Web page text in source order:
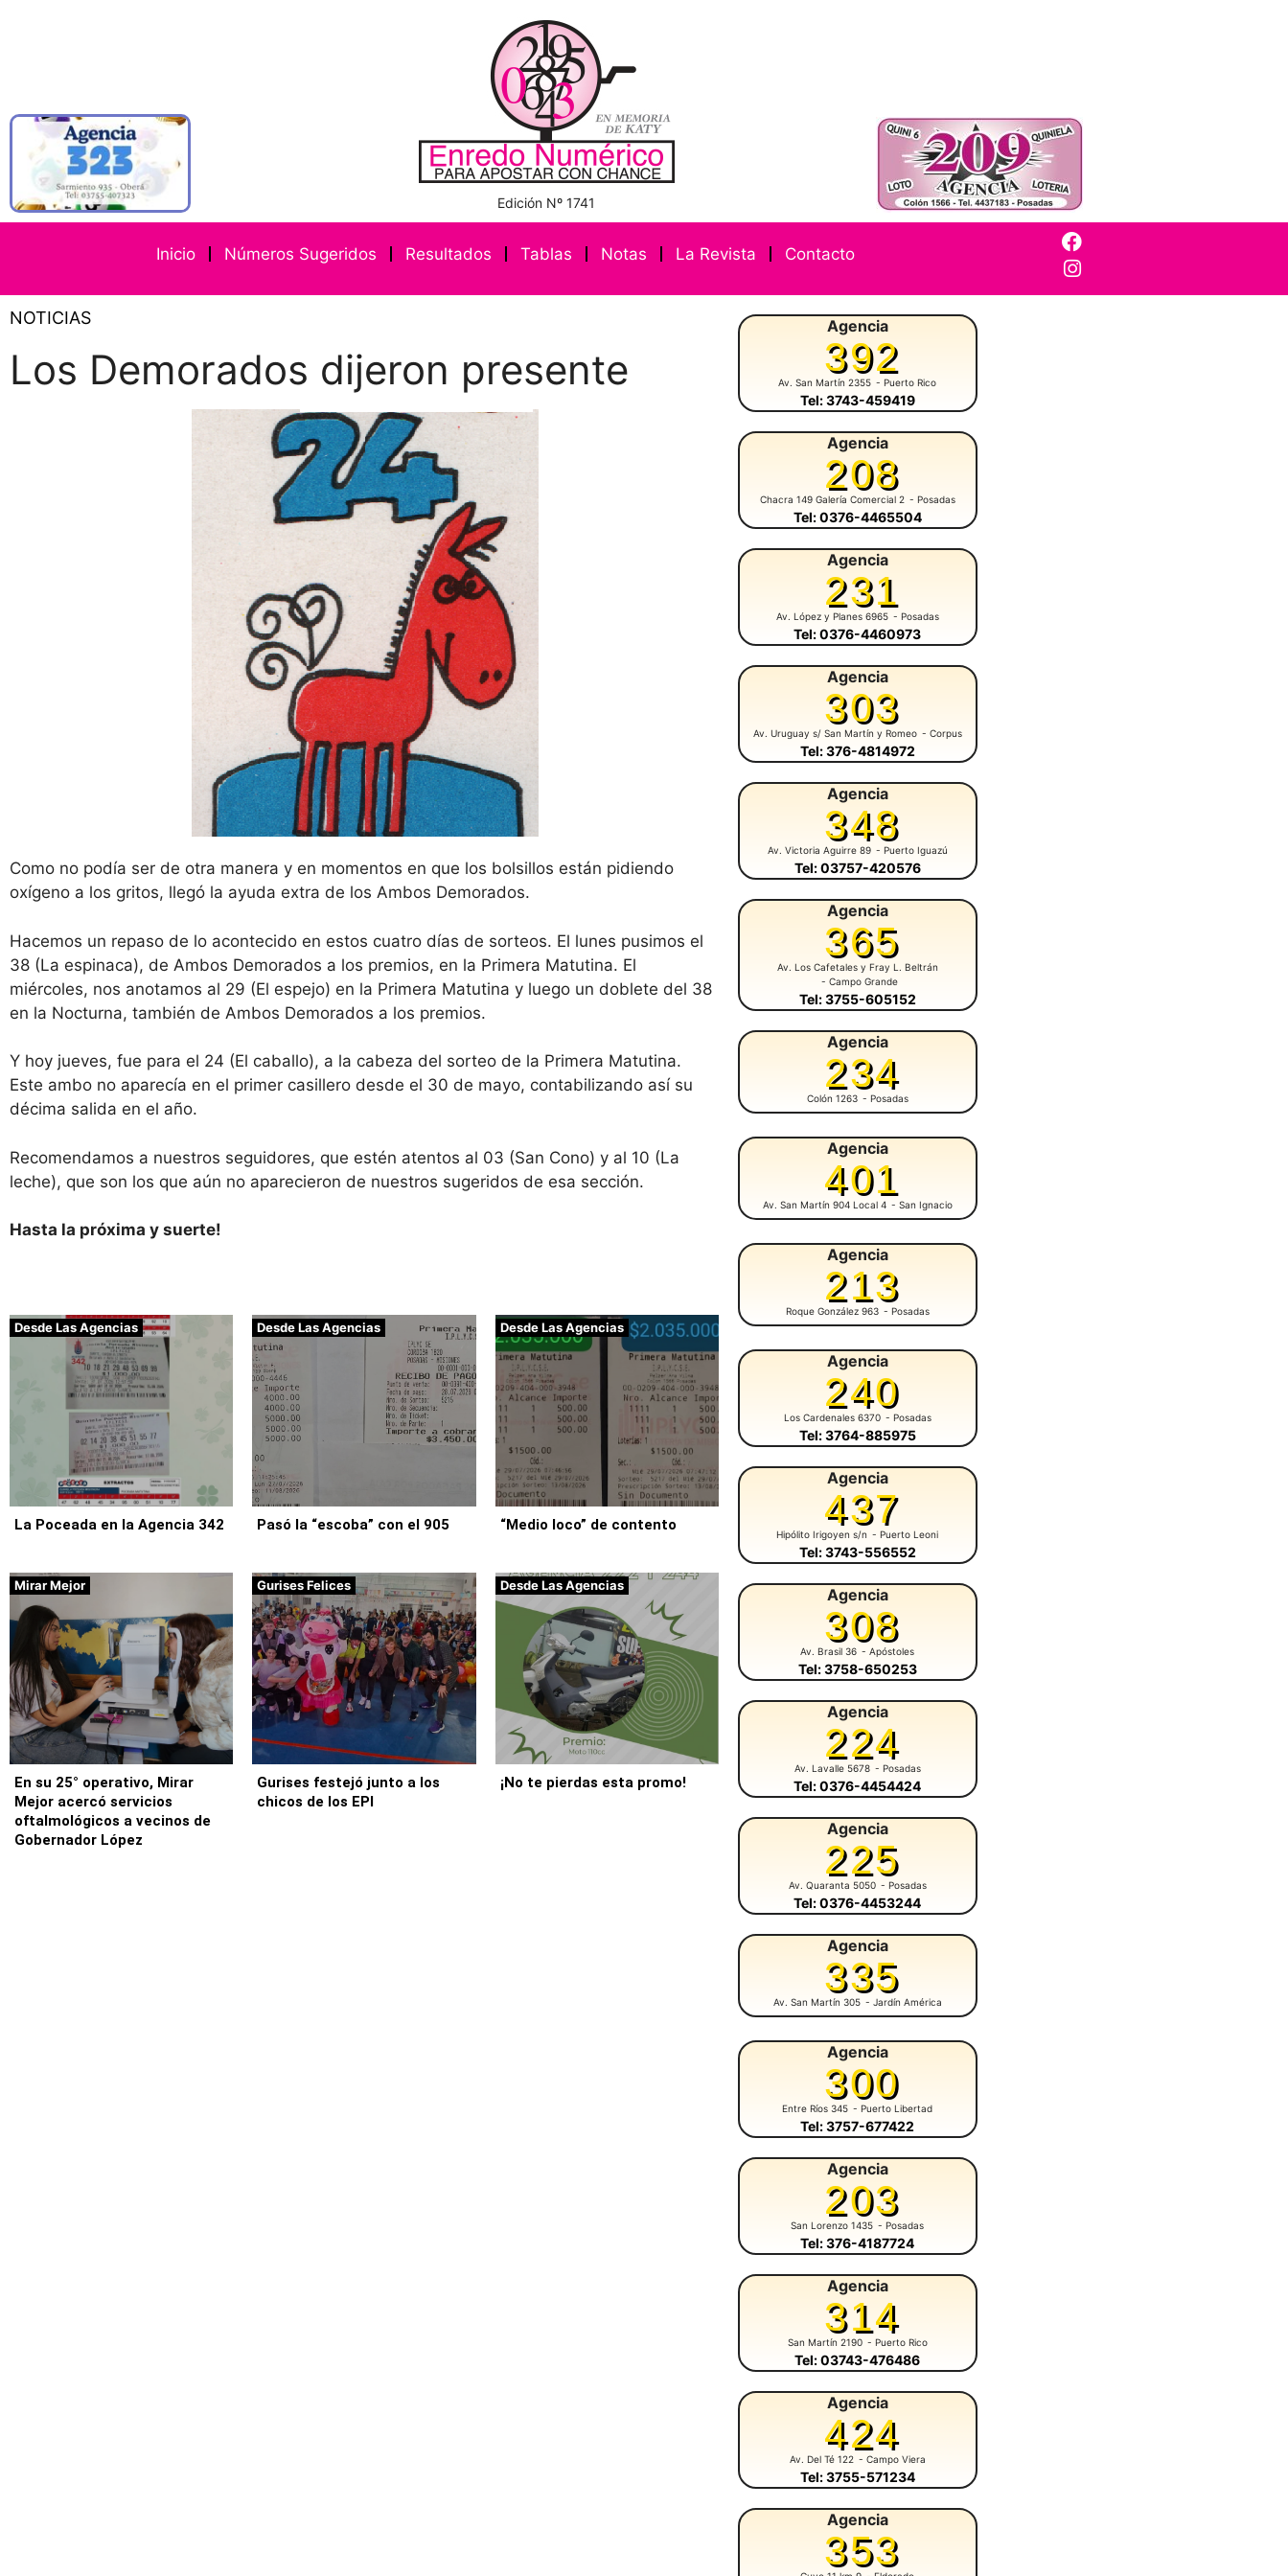
Edición Nº 1741
Inicio Números Sugeridos Resultados Tablas Notas La Revista Contacto
NOTICIAS
Los Demorados dijeron presente
Como no podía ser de otra manera y en momentos en que los bolsillos están pidiendo
oxígeno a los gritos, llegó la ayuda extra de los Ambos Demorados.
Hacemos un repaso de lo acontecido en estos cuatro días de sorteos. El lunes pusimos el
38 (La espinaca), de Ambos Demorados a los premios, en la Primera Matutina. El
miércoles, nos anotamos al 29 (El espejo) en la Primera Matutina y luego un doblete del 38
en la Nocturna, también de Ambos Demorados a los premios.
Y hoy jueves, fue para el 24 (El caballo), a la cabeza del sorteo de la Primera Matutina.
Este ambo no aparecía en el primer casillero desde el 30 de mayo, contabilizando así su
décima salida en el año.
Recomendamos a nuestros seguidores, que estén atentos al 03 (San Cono) y al 10 (La
leche), que son los que aún no aparecieron de nuestros sugeridos de esa sección.
Hasta la próxima y suerte!
Desde Las Agencias
La Poceada en la Agencia 342
Desde Las Agencias
Pasó la “escoba” con el 905
Desde Las Agencias
“Medio loco” de contento
Mirar Mejor
En su 25° operativo, Mirar
Mejor acercó servicios
oftalmológicos a vecinos de
Gobernador López
Gurises Felices
Gurises festejó junto a los
chicos de los EPI
Desde Las Agencias
¡No te pierdas esta promo!
Agencia
392
Av. San Martín 2355 - Puerto Rico
Tel: 3743-459419
Agencia
208
Chacra 149 Galería Comercial 2 - Posadas
Tel: 0376-4465504
Agencia
231
Av. López y Planes 6965 - Posadas
Tel: 0376-4460973
Agencia
303
Av. Uruguay s/ San Martín y Romeo - Corpus
Tel: 376-4814972
Agencia
348
Av. Victoria Aguirre 89 - Puerto Iguazú
Tel: 03757-420576
Agencia
365
Av. Los Cafetales y Fray L. Beltrán
- Campo Grande
Tel: 3755-605152
Agencia
234
Colón 1263 - Posadas
Agencia
401
Av. San Martín 904 Local 4 - San Ignacio
Agencia
213
Roque González 963 - Posadas
Agencia
240
Los Cardenales 6370 - Posadas
Tel: 3764-885975
Agencia
437
Hipólito Irigoyen s/n - Puerto Leoni
Tel: 3743-556552
Agencia
308
Av. Brasil 36 - Apóstoles
Tel: 3758-650253
Agencia
224
Av. Lavalle 5678 - Posadas
Tel: 0376-4454424
Agencia
225
Av. Quaranta 5050 - Posadas
Tel: 0376-4453244
Agencia
335
Av. San Martín 305 - Jardín América
Agencia
300
Entre Ríos 345 - Puerto Libertad
Tel: 3757-677422
Agencia
203
San Lorenzo 1435 - Posadas
Tel: 376-4187724
Agencia
314
San Martín 2190 - Puerto Rico
Tel: 03743-476486
Agencia
424
Av. Del Té 122 - Campo Viera
Tel: 3755-571234
Agencia
353